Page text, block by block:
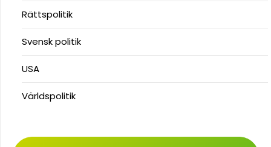
Rättspolitik
Svensk politik
USA
Världspolitik